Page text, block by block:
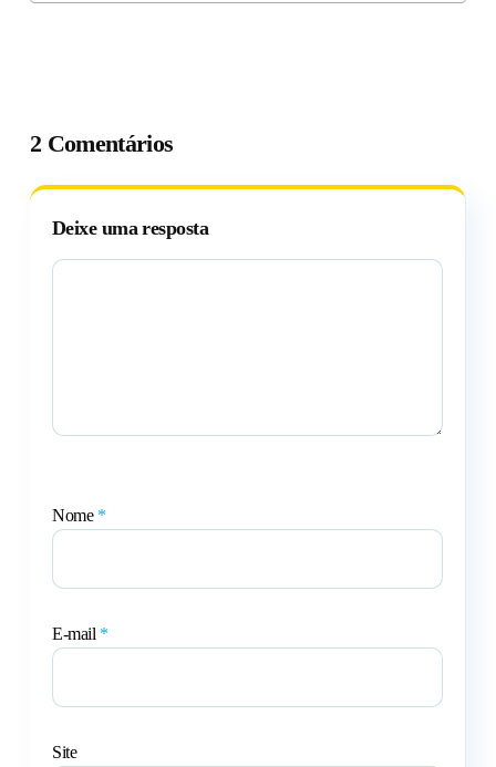
2 Comentários
Deixe uma resposta
Nome *
E-mail *
Site